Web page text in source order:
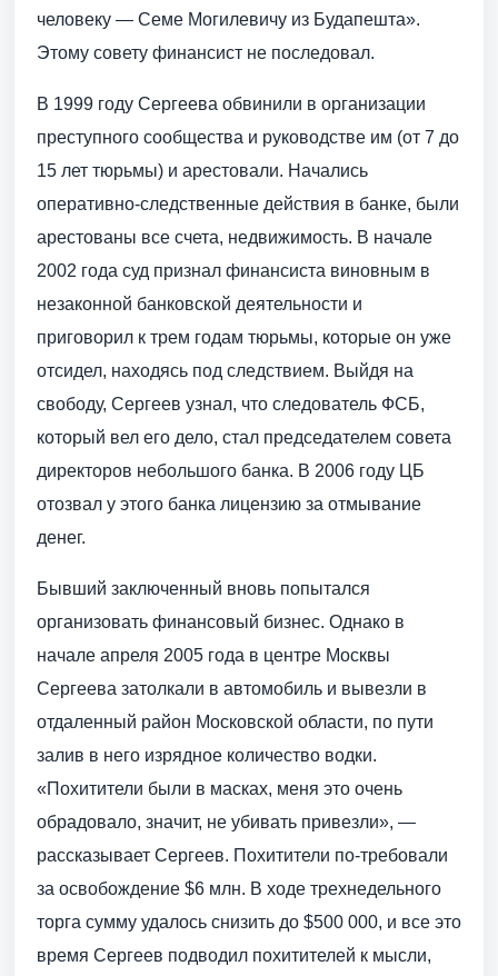
человеку — Семе Могилевичу из Будапешта».
Этому совету финансист не последовал.
В 1999 году Сергеева обвинили в организации
преступного сообщества и руководстве им (от 7 до
15 лет тюрьмы) и арестовали. Начались
оперативно-следственные действия в банке, были
арестованы все счета, недвижимость. В начале
2002 года суд признал финансиста виновным в
незаконной банковской деятельности и
приговорил к трем годам тюрьмы, которые он уже
отсидел, находясь под следствием. Выйдя на
свободу, Сергеев узнал, что следователь ФСБ,
который вел его дело, стал председателем совета
директоров небольшого банка. В 2006 году ЦБ
отозвал у этого банка лицензию за отмывание
денег.
Бывший заключенный вновь попытался
организовать финансовый бизнес. Однако в
начале апреля 2005 года в центре Москвы
Сергеева затолкали в автомобиль и вывезли в
отдаленный район Московской области, по пути
залив в него изрядное количество водки.
«Похитители были в масках, меня это очень
обрадовало, значит, не убивать привезли», —
рассказывает Сергеев. Похитители по-требовали
за освобождение $6 млн. В ходе трехнедельного
торга сумму удалось снизить до $500 000, и все это
время Сергеев подводил похитителей к мысли,